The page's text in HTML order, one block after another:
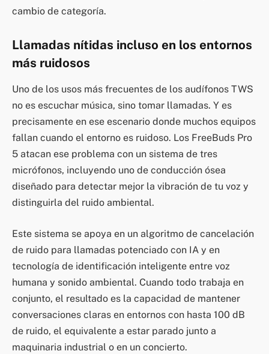
cambio de categoría.
Llamadas nítidas incluso en los entornos
más ruidosos
Uno de los usos más frecuentes de los audífonos TWS
no es escuchar música, sino tomar llamadas. Y es
precisamente en ese escenario donde muchos equipos
fallan cuando el entorno es ruidoso. Los FreeBuds Pro
5 atacan ese problema con un sistema de tres
micrófonos, incluyendo uno de conducción ósea
diseñado para detectar mejor la vibración de tu voz y
distinguirla del ruido ambiental.
Este sistema se apoya en un algoritmo de cancelación
de ruido para llamadas potenciado con IA y en
tecnología de identificación inteligente entre voz
humana y sonido ambiental. Cuando todo trabaja en
conjunto, el resultado es la capacidad de mantener
conversaciones claras en entornos con hasta 100 dB
de ruido, el equivalente a estar parado junto a
maquinaria industrial o en un concierto.